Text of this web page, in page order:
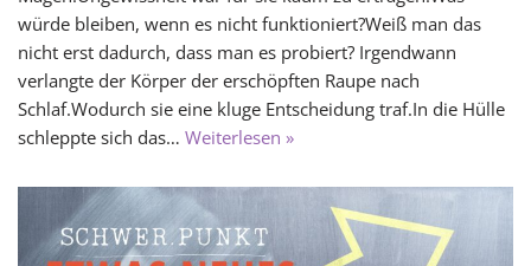
würde bleiben, wenn es nicht funktioniert?Weiß man das
nicht erst dadurch, dass man es probiert? Irgendwann
verlangte der Körper der erschöpften Raupe nach
Schlaf.Wodurch sie eine kluge Entscheidung traf.In die Hülle
schleppte sich das… Weiterlesen »